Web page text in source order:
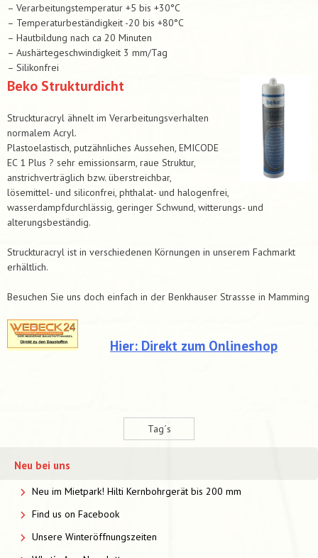
– Verarbeitungstemperatur +5 bis +30°C
– Temperaturbeständigkeit -20 bis +80°C
– Hautbildung nach ca 20 Minuten
– Aushärtegeschwindigkeit 3 mm/Tag
– Silikonfrei
Beko Strukturdicht
Struckturacryl ähnelt im Verarbeitungsverhalten
normalem Acryl.
Plastoelastisch, putzähnliches Aussehen, EMICODE
EC 1 Plus ? sehr emissionsarm, raue Struktur,
anstrichverträglich bzw. überstreichbar,
lösemittel- und siliconfrei, phthalat- und halogenfrei,
wasserdampfdurchlässig, geringer Schwund, witterungs- und
alterungsbeständig.
Struckturacryl ist in verschiedenen Körnungen in unserem Fachmarkt
erhältlich.
Besuchen Sie uns doch einfach in der Benkhauser Strassse in Mamming
Hier: Direkt zum Onlineshop
Tag´s
Neu bei uns
Neu im Mietpark! Hilti Kernbohrgerät bis 200 mm
Find us on Facebook
Unsere Winteröffnungszeiten